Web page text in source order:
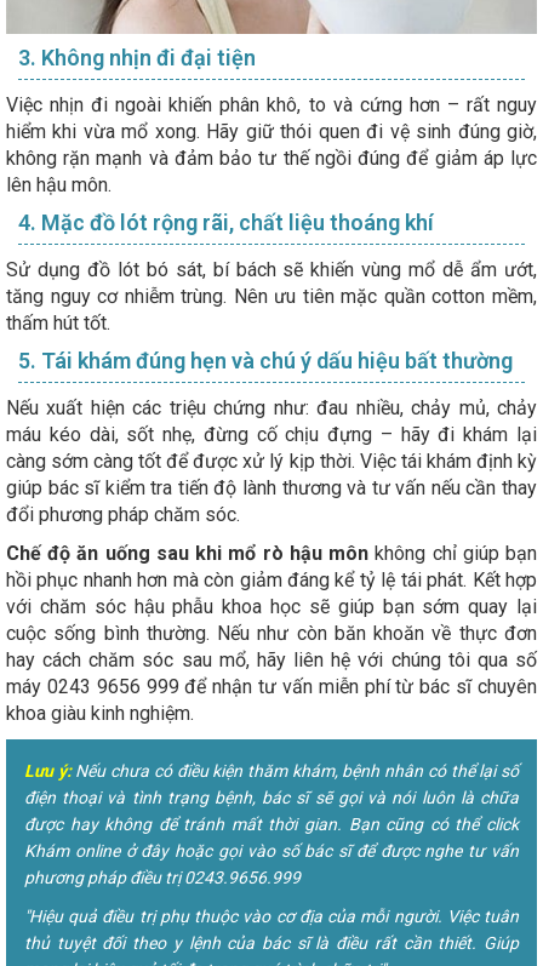
3. Không nhịn đi đại tiện
Việc nhịn đi ngoài khiến phân khô, to và cứng hơn – rất nguy
hiểm khi vừa mổ xong. Hãy giữ thói quen đi vệ sinh đúng giờ,
không rặn mạnh và đảm bảo tư thế ngồi đúng để giảm áp lực
lên hậu môn.
4. Mặc đồ lót rộng rãi, chất liệu thoáng khí
Sử dụng đồ lót bó sát, bí bách sẽ khiến vùng mổ dễ ẩm ướt,
tăng nguy cơ nhiễm trùng. Nên ưu tiên mặc quần cotton mềm,
thấm hút tốt.
5. Tái khám đúng hẹn và chú ý dấu hiệu bất thường
Nếu xuất hiện các triệu chứng như: đau nhiều, chảy mủ, chảy
máu kéo dài, sốt nhẹ, đừng cố chịu đựng – hãy đi khám lại
càng sớm càng tốt để được xử lý kịp thời. Việc tái khám định kỳ
giúp bác sĩ kiểm tra tiến độ lành thương và tư vấn nếu cần thay
đổi phương pháp chăm sóc.
Chế độ ăn uống sau khi mổ rò hậu môn không chỉ giúp bạn
hồi phục nhanh hơn mà còn giảm đáng kể tỷ lệ tái phát. Kết hợp
với chăm sóc hậu phẫu khoa học sẽ giúp bạn sớm quay lại
cuộc sống bình thường. Nếu như còn băn khoăn về thực đơn
hay cách chăm sóc sau mổ, hãy liên hệ với chúng tôi qua số
máy 0243 9656 999 để nhận tư vấn miễn phí từ bác sĩ chuyên
khoa giàu kinh nghiệm.
Lưu ý:Nếu chưa có điều kiện thăm khám, bệnh nhân có thể lại số
điện thoại và tình trạng bệnh, bác sĩ sẽ gọi và nói luôn là chữa
được hay không để tránh mất thời gian. Bạn cũng có thể click
Khám online ở đây hoặc gọi vào số bác sĩ để được nghe tư vấn
phương pháp điều trị 0243.9656.999
"Hiệu quả điều trị phụ thuộc vào cơ địa của mỗi người. Việc tuân
thủ tuyệt đối theo y lệnh của bác sĩ là điều rất cần thiết. Giúp